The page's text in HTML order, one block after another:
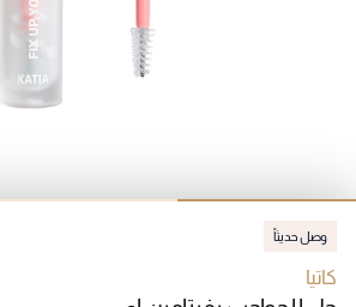
وصل حديثاً
كاتيا